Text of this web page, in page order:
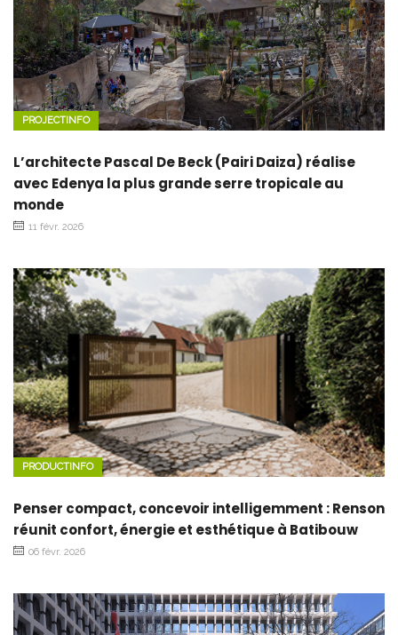
PROJECTINFO
L’architecte Pascal De Beck (Pairi Daiza) réalise
avec Edenya la plus grande serre tropicale au
monde
11 févr. 2026
PRODUCTINFO
Penser compact, concevoir intelligemment : Renson
réunit confort, énergie et esthétique à Batibouw
06 févr. 2026